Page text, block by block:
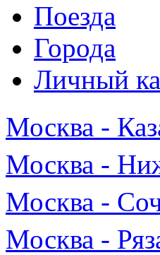
Поезда
Города
Личный
Москва -
Москва -
Москва -
Москва -